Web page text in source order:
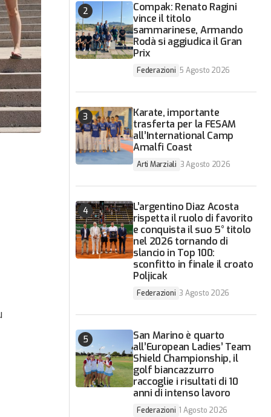
Compak: Renato Ragini
vince il titolo
sammarinese, Armando
Rodà si aggiudica il Gran
Prix
Federazioni 5 Agosto 2026
Karate, importante
trasferta per la FESAM
all’International Camp
Amalfi Coast
Arti Marziali 3 Agosto 2026
L’argentino Diaz Acosta
rispetta il ruolo di favorito
e conquista il suo 5° titolo
nel 2026 tornando di
slancio in Top 100:
sconfitto in finale il croato
Poljicak
Federazioni 3 Agosto 2026
San Marino è quarto
all’European Ladies’ Team
Shield Championship, il
golf biancazzurro
raccoglie i risultati di 10
anni di intenso lavoro
Federazioni 1 Agosto 2026